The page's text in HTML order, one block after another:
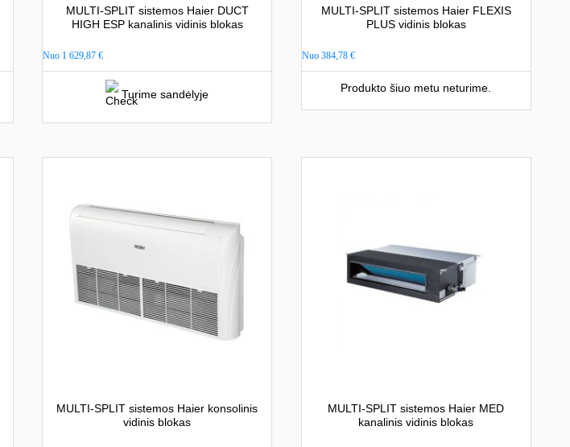
MULTI-SPLIT sistemos Haier DUCT
HIGH ESP kanalinis vidinis blokas
Nuo 1 629,87€
Turime sandėlyje
MULTI-SPLIT sistemos Haier FLEXIS
PLUS vidinis blokas
Nuo 384,78 €
Produkto šiuo metu neturime.
MULTI-SPLIT sistemos Haier konsolinis
vidinis blokas
MULTI-SPLIT sistemos Haier MED
kanalinis vidinis blokas